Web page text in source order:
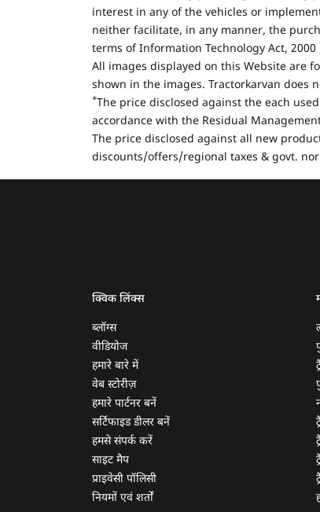
interest in any of the vehicles or
neither facilitate, in any manner, the
terms of Information Technology Act,
All images displayed on this Website are
shown in the images. Tractorkarvan
*The price disclosed against the each
accordance with the Residual
The price disclosed against all new
discounts/offers/regional taxes & govt.
क्विक लिंक्स
ब्लॉग्स
वीडियोज
हमारे बारे में
वेब स्टोरीज़
हमारे पार्टनर बनें
सर्टिफाइड डीलर बनें
हमसे संपर्क करें
साइट मैप
प्राइवेसी पॉलिसी
नियमों एवं शर्तों